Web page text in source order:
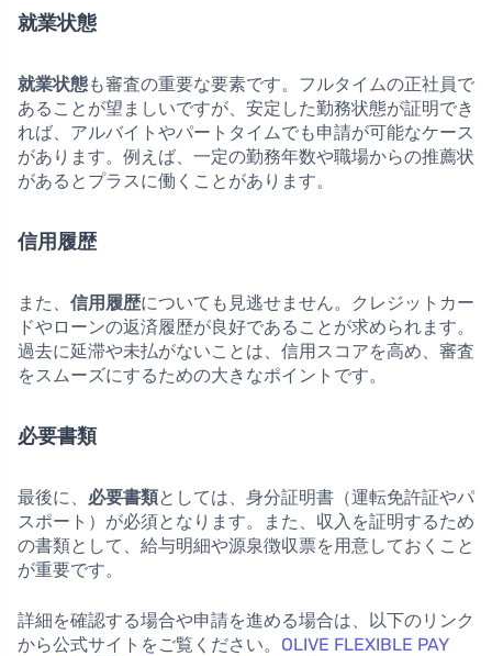
就業状態
就業状態も審査の重要な要素です。フルタイムの正社員で
あることが望ましいですが、安定した勤務状態が証明でき
れば、アルバイトやパートタイムでも申請が可能なケース
があります。例えば、一定の勤務年数や職場からの推薦状
があるとプラスに働くことがあります。
信用履歴
また、 信用履歴についても見逃せません。クレジットカー
ドやローンの返済履歴が良好であることが求められます。
過去に延滞や未払がないことは、信用スコアを高め、審査
をスムーズにするための大きなポイントです。
必要書類
最後に、 必要書類としては、身分証明書（運転免許証やパ
スポート）が必須となります。また、収入を証明するため
の書類として、給与明細や源泉徴収票を用意しておくこと
が重要です。
詳細を確認する場合や申請を進める場合は、以下のリンク
から公式サイトをご覧ください。 OLIVE FLEXIBLE PAY